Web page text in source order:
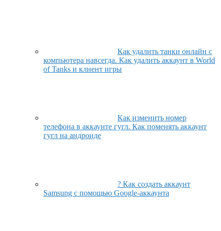
Как удалить танки онлайн с
компьютера навсегда. Как удалить аккаунт в World
of Tanks и клиент игры
Как изменить номер
телефона в аккаунте гугл. Как поменять аккаунт
гугл на андроиде
? Как создать аккаунт
Samsung с помощью Google-аккаунта